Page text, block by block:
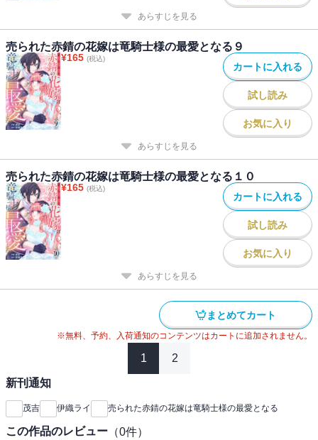
あらすじを見る
売られた赤錆の花嫁は竜騎士様の最愛となる９
¥165 (税込)
カートに入れる
試し読み
お気に入り
あらすじを見る
売られた赤錆の花嫁は竜騎士様の最愛となる１０
¥165 (税込)
カートに入れる
試し読み
お気に入り
あらすじを見る
まとめてカート
※無料、予約、入荷通知のコンテンツはカートに追加されません。
1 2
新刊通知
茂吉 伊織ライ 売られた赤錆の花嫁は竜騎士様の最愛となる
この作品のレビュー （0件）